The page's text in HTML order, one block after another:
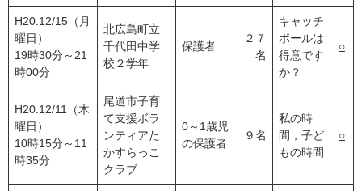
H20.12/15（月
曜日）
19時30分～21
時00分
北広島町立
千代田中学
校２学年
保護者
２７
名
キャッチ
ボールは
得意です
か？
○
H20.12/11（木
曜日）
10時15分～11
時35分
尾道市子育
て支援ボラ
ンティアた
かすらっこ
クラブ
0～1歳児
の保護者
９名
私の時
間，子ど
もの時間
○